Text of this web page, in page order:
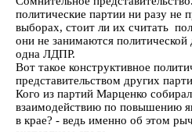
политические партии ни разу не
выборах, стоит ли их считать
они не занимаются политической
одна ЛДПР.
Вот такое конструктивное
представительством других
Кого из партий Марценко
взаимодействию по повышению
в крае? - ведь именно об этом